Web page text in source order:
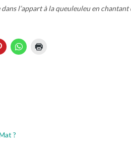
l’appart à la queuleuleu en
?